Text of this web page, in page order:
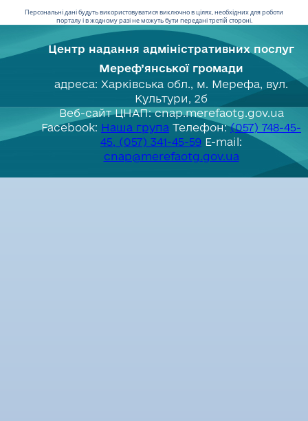
Персональні дані будуть використовуватися виключно в цілях, необхідних для роботи
порталу і в жодному разі не можуть бути передані третій стороні.
Центр надання адміністративних послуг
Мереф’янської громади
адреса: Харківська обл., м. Мерефа, вул.
Культури, 2б
Веб-сайт ЦНАП: cnap.merefaotg.gov.ua
Facebook: Наша група Телефон:(057) 748-45-
45, (057) 341-45-59 E-mail:
cnap@merefaotg.gov.ua